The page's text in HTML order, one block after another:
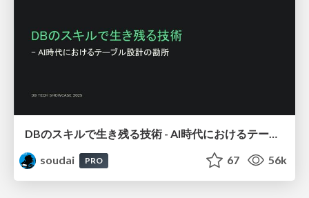
DBのスキルで生き残る技術 - AI時代におけるテーブル設計の勘所
soudai
PRO 67 56k